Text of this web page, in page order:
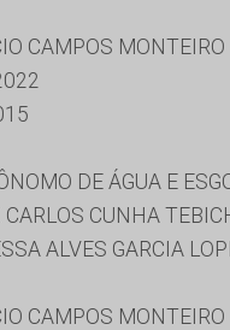
CAMPOS MONTEIRO
DE ÁGUA E
CARLOS CUNHA
ALVES GARCIA
CAMPOS MONTEIRO